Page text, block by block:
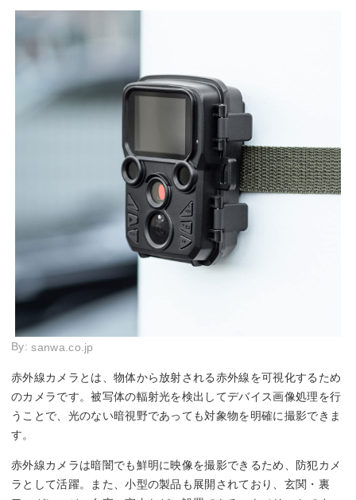
By: sanwa.co.jp
赤外線カメラとは、物体から放射される赤外線を可視化するため
のカメラです。被写体の輻射光を検出してデバイス画像処理を行
うことで、光のない暗視野であっても対象物を明確に撮影できま
す。
赤外線カメラは暗闇でも鮮明に映像を撮影できるため、防犯カメ
ラとして活躍。また、小型の製品も展開されており、玄関・裏